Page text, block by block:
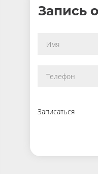
Запись
Записаться